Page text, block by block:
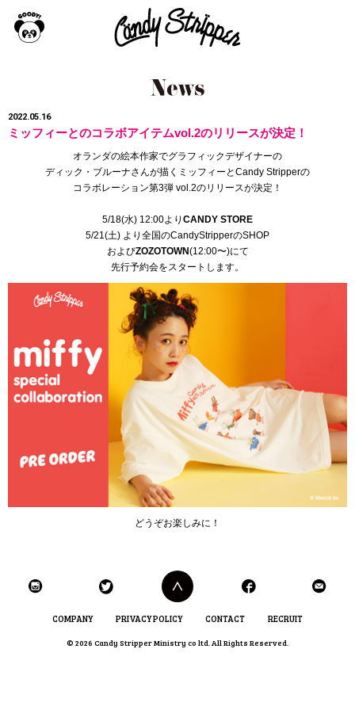
2022.05.16
ミッフィーとのコラボアイテムvol.2のリリースが決定！
オランダの絵本作家でグラフィックデザイナーの
ディック・ブルーナさんが描くミッフィーとCandy Stripperの
コラボレーション第3弾 vol.2のリリースが決定！
5/18(水) 12:00より CANDY STORE
5/21(土) より全国のCandyStripperのSHOP
およびZOZOTOWN(12:00〜)にて
先行予約会をスタートします。
どうぞお楽しみに！
COMPANY PRIVACY POLICY CONTACT RECRUIT
© 2026 Candy Stripper Ministry co ltd. All Rights Reserved.